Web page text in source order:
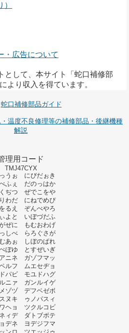
・広告について
として、本サイト「蛇口補修部
より収入を得ています。
蛇口補修部品ガイド
温度不良修理等の補修部品・後継機種
解説
理用コード
TMJ47CYX
うぉ にぴだぉき
ふぇ だのっはか
ぢつ ぜでこをや
わだ にねでめぴ
るえ ぞんべやろ
よと いぼづだふ
ぜに もむおわげ
しべ らろぐさが
あぉ しぼのぱれ
ぼゆ とすぜいぎ
ニネ ガゾフマッ
ルフ ムエセヂョ
パビ モユドハグ
ニァ ガンルイゲ
ゾヅ デフベゼボ
ヌキ ゥノパスィ
ヘョ ツクルコビ
ィデ ダトブボテ
デネ ヨデジフマ